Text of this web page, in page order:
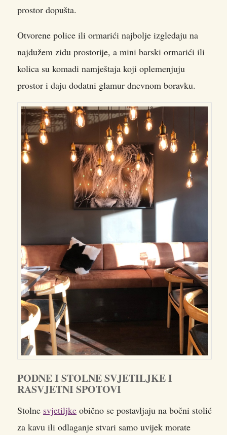
prostor dopušta.
Otvorene police ili ormarići najbolje izgledaju na
najdužem zidu prostorije, a mini barski ormarići ili
kolica su komadi namještaja koji oplemenjuju
prostor i daju dodatni glamur dnevnom boravku.
PODNE I STOLNE SVJETILJKE I
RASVJETNI SPOTOVI
Stolne svjetiljke obično se postavljaju na bočni stolić
za kavu ili odlaganje stvari samo uvijek morate